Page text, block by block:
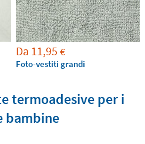
Da 11,95 €
Foto-vestiti grandi
termoadesive per i
bambine